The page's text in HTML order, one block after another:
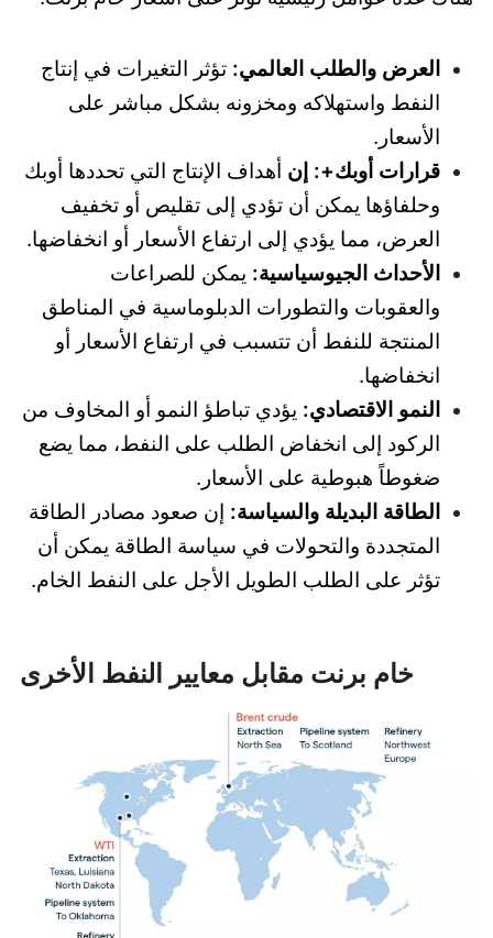
العرض والطلب العالمي: تؤثر التغيرات في إنتاج
النفط واستهلاكه ومخزونه بشكل مباشر على
الأسعار.
قرارات أوبك+: إن أهداف الإنتاج التي تحددها أوبك
وحلفاؤها يمكن أن تؤدي إلى تقليص أو تخفيف
العرض، مما يؤدي إلى ارتفاع الأسعار أو انخفاضها.
الأحداث الجيوسياسية: يمكن للصراعات
والعقوبات والتطورات الدبلوماسية في المناطق
المنتجة للنفط أن تتسبب في ارتفاع الأسعار أو
انخفاضها.
النمو الاقتصادي: يؤدي تباطؤ النمو أو المخاوف من
الركود إلى انخفاض الطلب على النفط، مما يضع
ضغوطاً هبوطية على الأسعار.
الطاقة البديلة والسياسة: إن صعود مصادر الطاقة
المتجددة والتحولات في سياسة الطاقة يمكن أن
تؤثر على الطلب الطويل الأجل على النفط الخام.
خام برنت مقابل معايير النفط الأخرى